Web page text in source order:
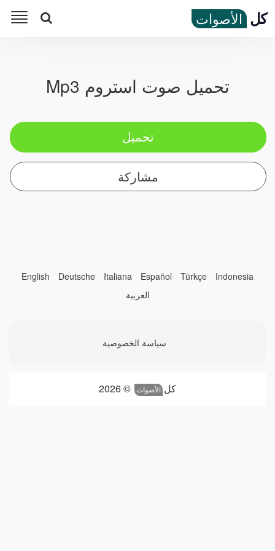
كل الأصوات
تحميل صوت استروم Mp3
تحميل
مشاركة
Indonesia
Türkçe
Español
Italiana
Deutsche
English
العربية
سياسة الخصوصية
كل الأصوات © 2026